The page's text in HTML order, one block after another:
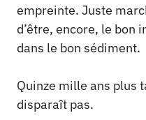
empreinte. Juste
d’être, encore, le bon
dans le bon sédiment.
Quinze mille ans plus
disparaît pas.